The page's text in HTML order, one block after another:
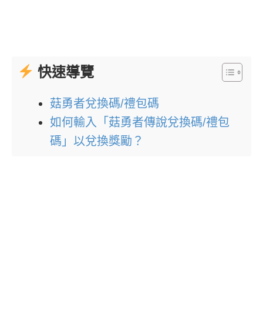
快速導覽
菇勇者兌換碼/禮包碼
如何輸入「菇勇者傳說兌換碼/禮包
碼」以兌換獎勵？